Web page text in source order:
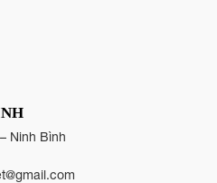
Ninh Bình